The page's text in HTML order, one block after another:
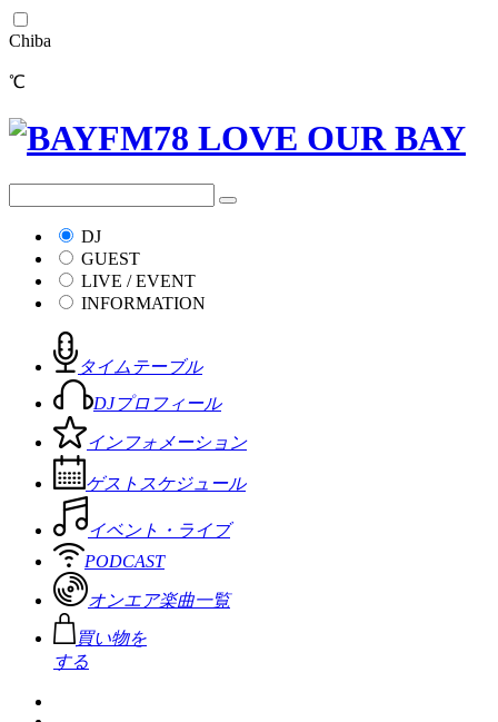
Chiba
℃
DJ
GUEST
LIVE / EVENT
INFORMATION
タイムテーブル
DJプロフィール
インフォメーション
ゲストスケジュール
イベント・ライブ
PODCAST
オンエア楽曲一覧
買い物を
する